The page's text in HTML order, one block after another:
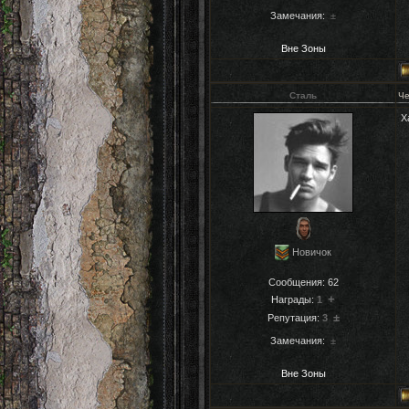
Замечания: ±
Вне Зоны
Сталь
Новичок
Сообщения: 62
Награды: 1 +
Репутация: 3 ±
Замечания: ±
Вне Зоны